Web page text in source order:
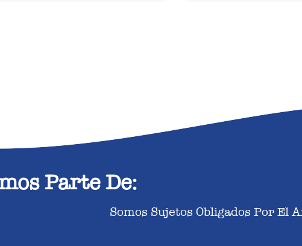
Parte De:
Somos Sujetos Obligados Por El